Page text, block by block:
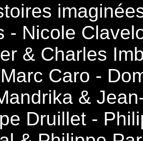
- Nicole
& Charles
Caro -
&
Druillet -